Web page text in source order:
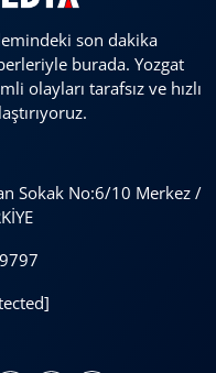
son dakika
burada. Yozgat
olayları tarafsız ve hızlı
Sokak No:6/10 Merkez /